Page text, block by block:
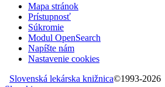
Mapa stránok
Prístupnosť
Súkromie
Modul OpenSearch
Napíšte nám
Nastavenie cookies
Slovenská lekárska knižnica©1993-2026